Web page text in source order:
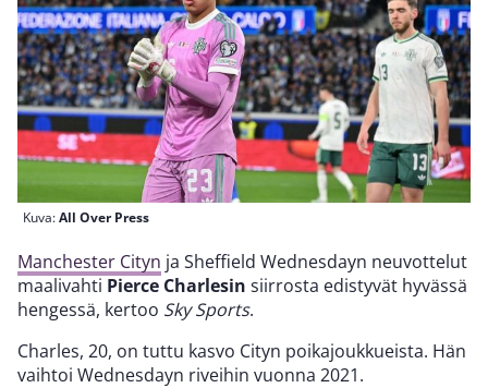
Kuva:All Over Press
Manchester Cityn ja Sheffield Wednesdayn neuvottelut
maalivahti Pierce Charlesin siirrosta edistyvät hyvässä
hengessä, kertoo Sky Sports.
Charles, 20, on tuttu kasvo Cityn poikajoukkueista. Hän
vaihtoi Wednesdayn riveihin vuonna 2021.